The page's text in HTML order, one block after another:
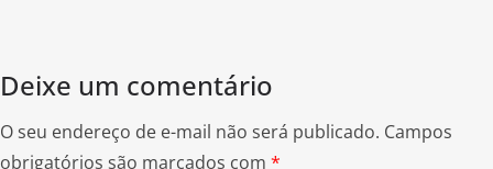
Deixe um comentário
O seu endereço de e-mail não será publicado. Campos
obrigatórios são marcados com *